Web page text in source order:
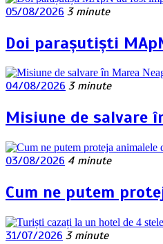
05/08/2026 3 minute
Doi parașutiști
04/08/2026 3 minute
Misiune de salvare
03/08/2026 4 minute
Cum ne putem
31/07/2026 3 minute